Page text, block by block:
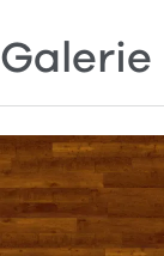
Galerie